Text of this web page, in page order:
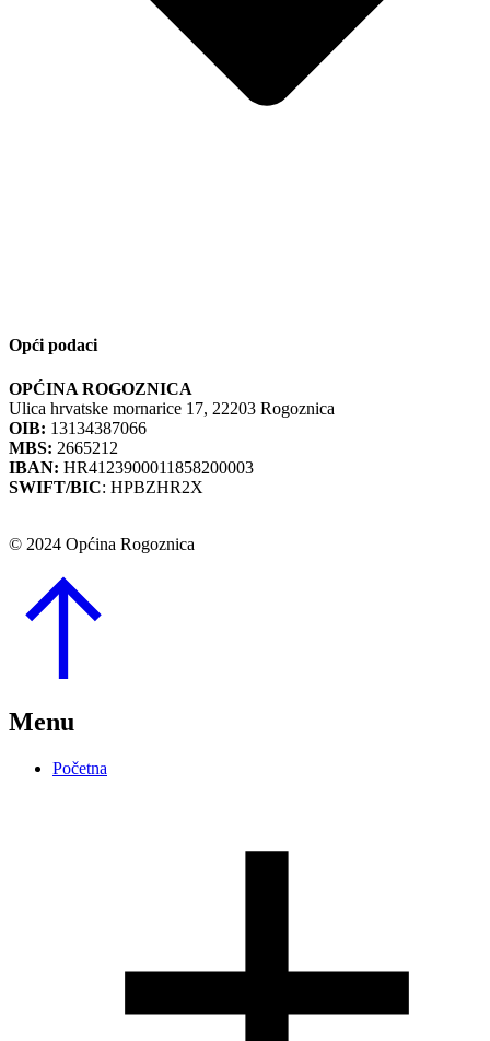
Opći podaci
OPĆINA ROGOZNICA
Ulica hrvatske mornarice 17, 22203 Rogoznica
OIB: 13134387066
MBS: 2665212
IBAN: HR4123900011858200003
SWIFT/BIC: HPBZHR2X
© 2024 Općina Rogoznica
Menu
Početna